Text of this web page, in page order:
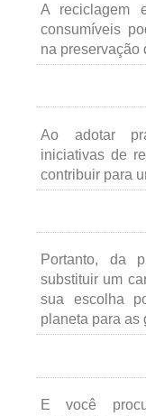
A reciclagem
consumíveis
na preservação
Ao adotar
iniciativas de
contribuir para
Portanto, da
substituir um
sua escolha
planeta para as
E você